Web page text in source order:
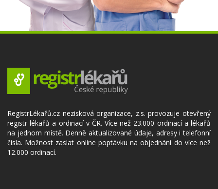
RegistrLékařů.cz nezisková organizace, z.s. provozuje otevřený
registr lékařů a ordinací v ČR. Více než 23.000 ordinací a lékařů
na jednom místě. Denně aktualizované údaje, adresy i telefonní
čísla. Možnost zaslat online poptávku na objednání do více než
12.000 ordinací.